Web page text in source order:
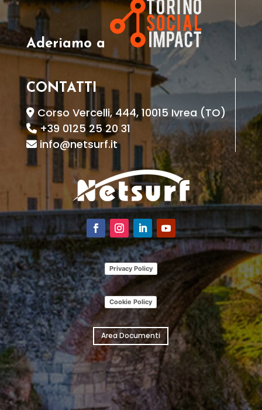
Aderiamo a
CONTATTI
Corso Vercelli, 444, 10015 Ivrea (TO)
+39 0125 25 20 31
info@netsurf.it
Privacy Policy
Cookie Policy
Area Documenti